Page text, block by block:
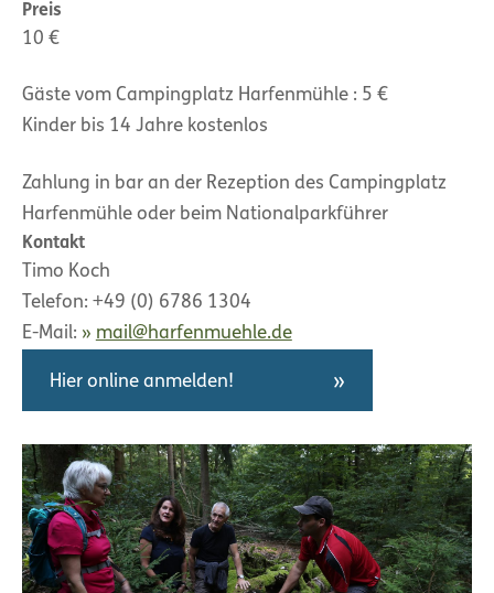
Preis
10 €
Gäste vom Campingplatz Harfenmühle : 5 €
Kinder bis 14 Jahre kostenlos
Zahlung in bar an der Rezeption des Campingplatz
Harfenmühle oder beim Nationalparkführer
Kontakt
Timo Koch
Telefon: +49 (0) 6786 1304
E-Mail:
mail@harfenmuehle.de
Hier online anmelden!